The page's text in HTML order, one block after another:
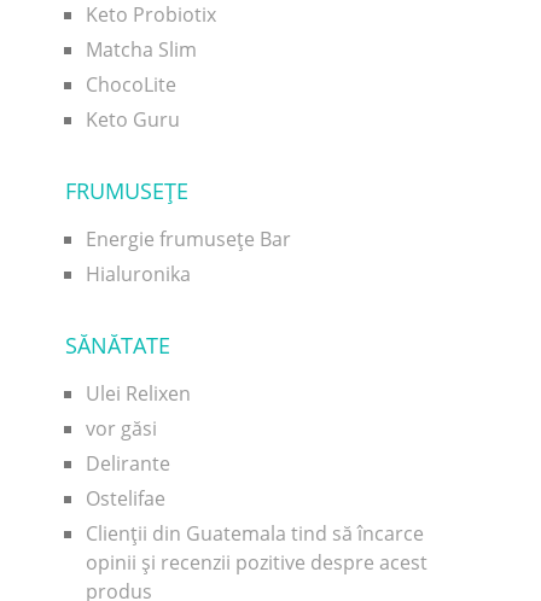
Keto Probiotix
Matcha Slim
ChocoLite
Keto Guru
FRUMUSEŢE
Energie frumusețe Bar
Hialuronika
SĂNĂTATE
Ulei Relixen
vor găsi
Delirante
Ostelifae
Clienții din Guatemala tind să încarce
opinii și recenzii pozitive despre acest
produs